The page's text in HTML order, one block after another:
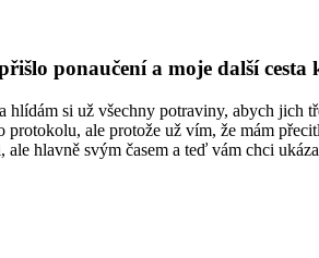
ponaučení a moje další cesta
hlídám si už všechny potraviny, abych
ale protože už vím, že mám
hlavně svým časem a teď vám chci